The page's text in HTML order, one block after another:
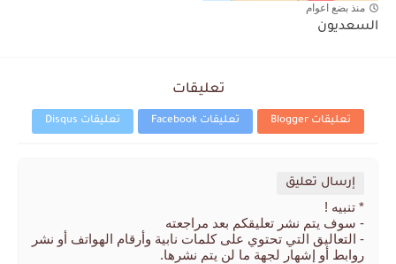
منذ بضع اعوام
السعديون
تعليقات
تعليقات Blogger تعليقات Facebook تعليقات Disqus
إرسال تعليق
* تنبيه !
- سوف يتم نشر تعليقكم بعد مراجعته
- التعاليق التي تحتوي على كلمات نابية وأرقام الهواتف أو نشر
روابط أو إشهار لجهة ما لن يتم نشرها.